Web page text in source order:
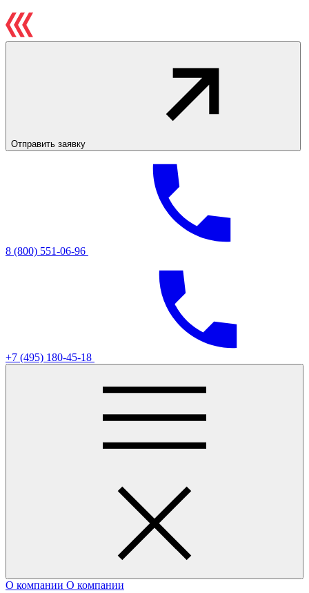
Отправить заявку
8 (800) 551-06-96
+7 (495) 180-45-18
О компании О компании